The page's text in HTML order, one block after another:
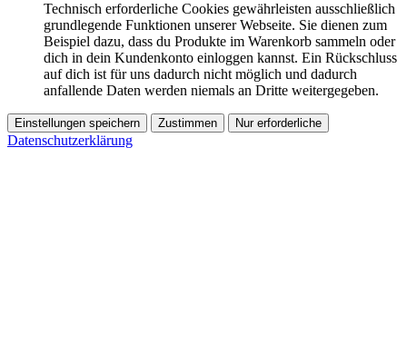
Technisch erforderliche Cookies gewährleisten ausschließlich
grundlegende Funktionen unserer Webseite. Sie dienen zum
Beispiel dazu, dass du Produkte im Warenkorb sammeln oder
dich in dein Kundenkonto einloggen kannst. Ein Rückschluss
auf dich ist für uns dadurch nicht möglich und dadurch
anfallende Daten werden niemals an Dritte weitergegeben.
Einstellungen speichern Zustimmen Nur erforderliche
Datenschutzerklärung